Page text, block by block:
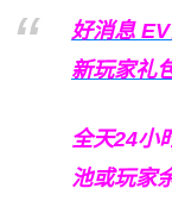
好消息
新玩家礼
全天24小
池或玩家